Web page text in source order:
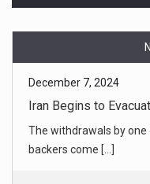
December 7, 2024
Large Protests Call
Demonstrations in the
ouster of Pres [...]